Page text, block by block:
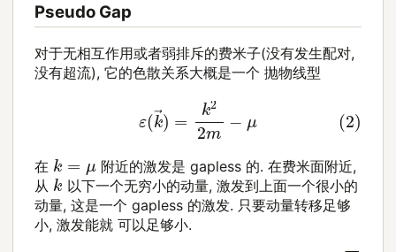
Pseudo Gap
对于无相互作用或者弱排斥的费米子(没有发生配对,
没有超流), 它的色散关系大概是一个 抛物线型
=k2
在 k
附近的激发是 gapless 的. 在费米面附近,
从 k 以下一个无穷小的动量, 激发到上面一个很小的
动量, 这是一个 gapless 的激发. 只要动量转移足够
小, 激发能就 可以足够小.